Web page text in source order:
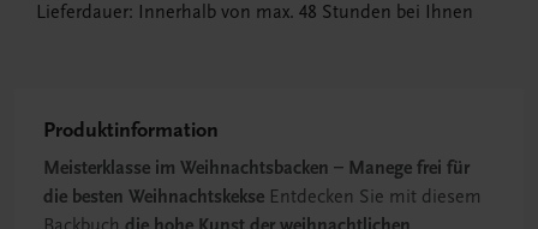
Lieferdauer: Innerhalb von max. 48 Stunden bei Ihnen
Produktinformation
Meisterklasse im Weihnachtsbacken – Manege frei für
die besten Weihnachtskekse Entdecken Sie mit diesem